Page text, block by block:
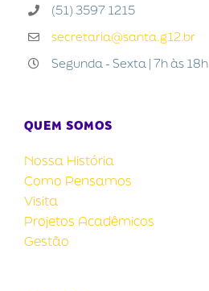
(51) 3597 1215
secretaria@santa.g12.br
Segunda - Sexta | 7h às 18h
QUEM SOMOS
Nossa História
Como Pensamos
Visita
Projetos Acadêmicos
Gestão